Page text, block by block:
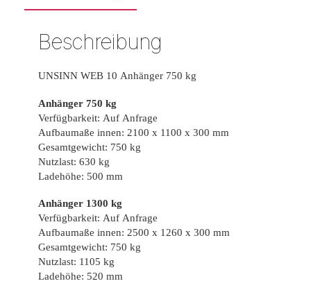
Beschreibung
UNSINN WEB 10 Anhänger 750 kg
Anhänger 750 kg
Verfügbarkeit: Auf Anfrage
Aufbaumaße innen: 2100 x 1100 x 300 mm
Gesamtgewicht: 750 kg
Nutzlast: 630 kg
Ladehöhe: 500 mm
Anhänger 1300 kg
Verfügbarkeit: Auf Anfrage
Aufbaumaße innen: 2500 x 1260 x 300 mm
Gesamtgewicht: 750 kg
Nutzlast: 1105 kg
Ladehöhe: 520 mm